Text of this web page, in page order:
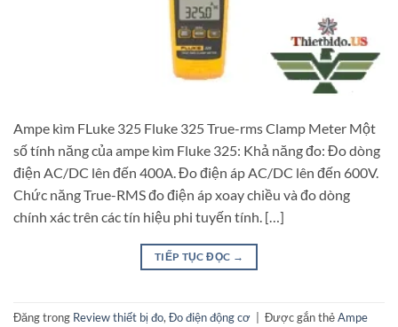
Ampe kìm FLuke 325 Fluke 325 True-rms Clamp Meter Một
số tính năng của ampe kìm Fluke 325: Khả năng đo: Đo dòng
điện AC/DC lên đến 400A. Đo điện áp AC/DC lên đến 600V.
Chức năng True-RMS đo điện áp xoay chiều và đo dòng
chính xác trên các tín hiệu phi tuyến tính. […]
TIẾP TỤC ĐỌC →
Đăng trong Review thiết bị đo,Đo điện động cơ Được gắn thẻAmpe